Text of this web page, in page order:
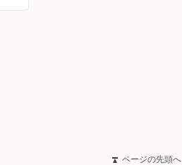
ページの先頭へ